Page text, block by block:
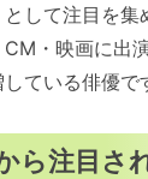
して注目を
・映画に出
ている俳優で
ら注目さ